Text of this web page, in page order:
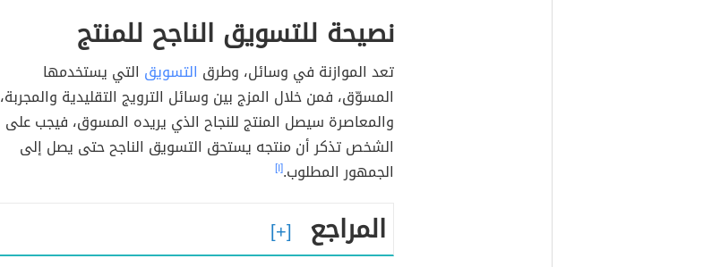
نصيحة للتسويق الناجح للمنتج
تعد الموازنة في وسائل، وطرق التسويق التي يستخدمها
المسوّق، فمن خلال المزج بين وسائل الترويج التقليدية والمجربة،
والمعاصرة سيصل المنتج للنجاح الذي يريده المسوق، فيجب على
الشخص تذكر أن منتجه يستحق التسويق الناجح حتى يصل إلى
الجمهور المطلوب.[١]
المراجع